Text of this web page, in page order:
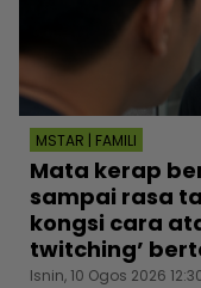
MSTAR | FAMILI
Mata kerap
sampai rasa
kongsi cara
twitching’
Isnin, 10 Ogos 2026